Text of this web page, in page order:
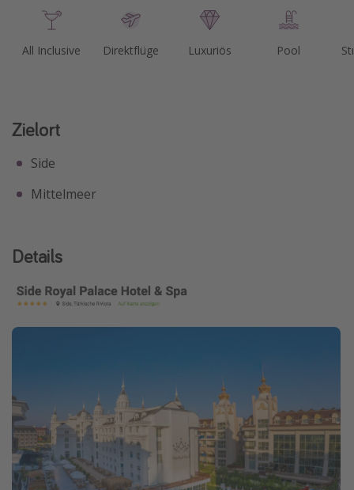
All Inclusive Direktflüge Luxuriös Pool
Zielort
Side
Mittelmeer
Details